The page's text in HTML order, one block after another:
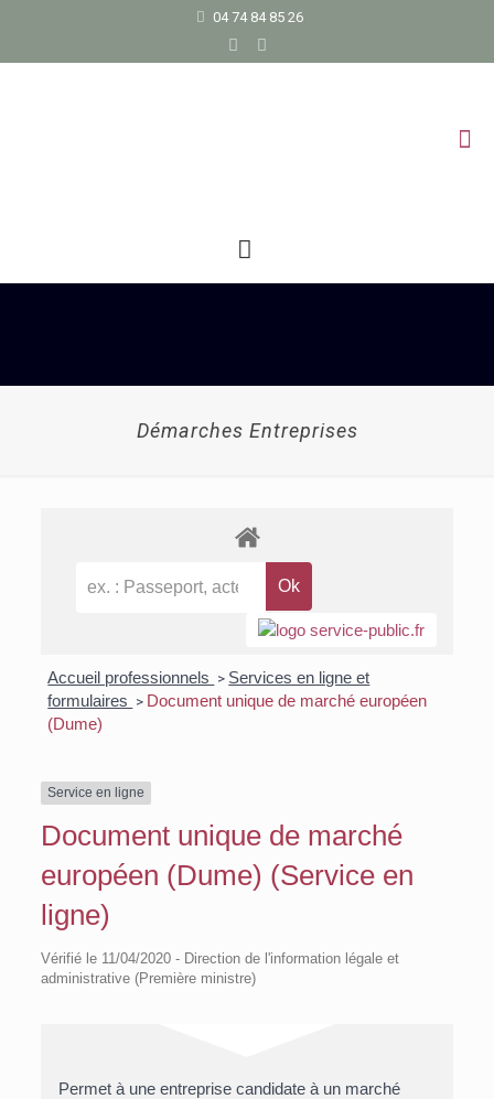
04 74 84 85 26
Démarches Entreprises
Accueil professionnels > Services en ligne et
formulaires > Document unique de marché européen
(Dume)
Service en ligne
Document unique de marché
européen (Dume) (Service en
ligne)
Vérifié le 11/04/2020 - Direction de l'information légale et
administrative (Première ministre)
Permet à une entreprise candidate à un marché